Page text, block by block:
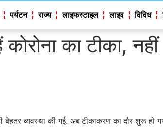
पर्यटन राज्य लाइफस्टाइल लाइव विविध
का टीका, नहीं
बेहतर व्यवस्था की गई. अब टीकाकरण का दौर शुरू